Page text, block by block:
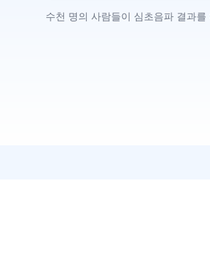
수천 명의 사람들이 심초음파 결과